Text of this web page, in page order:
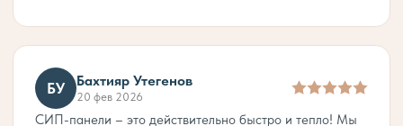
БУ Бахтияр Утегенов
20 фев 2026
СИП-панели – это действительно быстро и тепло! Мы